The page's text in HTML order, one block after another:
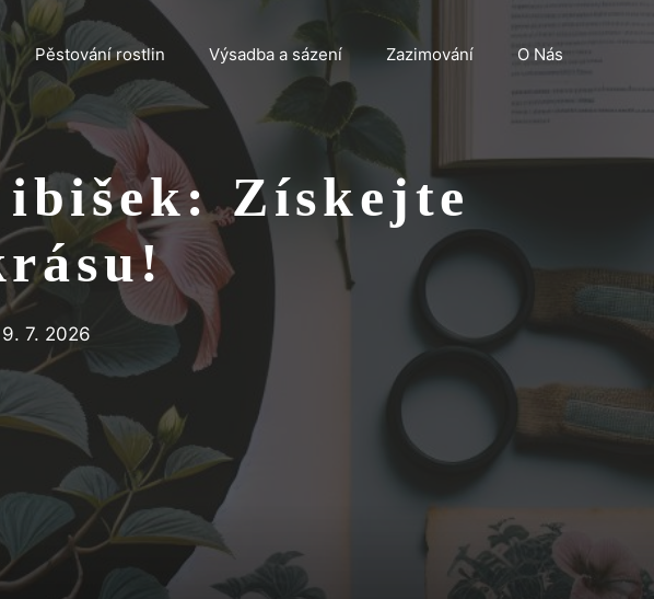
Pěstování rostlin Výsadba a sázení Zazimování O Nás
Získejte
9. 7. 2026